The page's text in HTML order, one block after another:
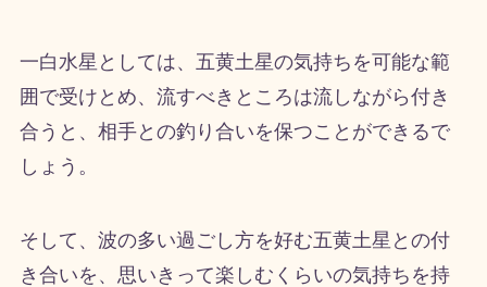
一白水星としては、五黄土星の気持ちを可能な範
囲で受けとめ、流すべきところは流しながら付き
合うと、相手との釣り合いを保つことができるで
しょう。
そして、波の多い過ごし方を好む五黄土星との付
き合いを、思いきって楽しむくらいの気持ちを持